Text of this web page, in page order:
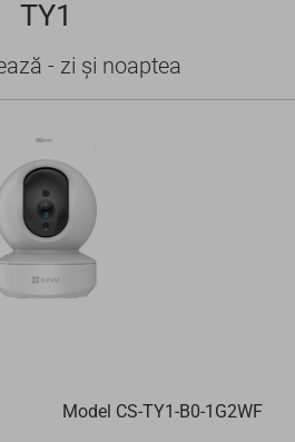
TY1
- zi și noaptea
Model CS-TY1-B0-1G2WF